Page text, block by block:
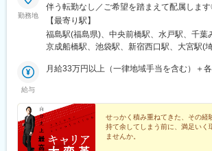
勤務地
伴う転勤なし／ご希望を踏まえて配属しま
北海道・東北（福島）福島市■関東（群馬）
（千葉）千葉市／木更津市／船橋市（東京）
玉）さいたま市／川越市／熊谷市（神奈川）
潟）新潟市（長野）長野市／松本市／伊那市
戸市／姫路市（奈良）奈良市（滋賀）大津
／福山市■四国（香川）高松市■九州（福岡）
久留米市／飯塚市（大分）大分市（鹿児島）
本市（長崎）長崎市
【最寄り駅】
福島駅(福島県)、中央前橋駅、水戸駅、千葉
京成船橋駅、池袋駅、新宿西口駅、大宮駅(
新潟駅、桜橋駅(富山県)、野町駅、長野駅、
駅、みなと元町駅、新大宮駅、大津駅、紙屋
原町駅(香川県)、博多駅、平和通駅、西鉄久
新飯塚駅、大分駅、鹿児島中央駅前駅、西辛
前橋駅、市役所前駅(千葉県)、船橋駅、東池
給与
月給33万円以上（一律地域手当を含む）＋
せっかく積み重ねてきた、その経
持て余してしまう前に、満足いく
ませんか。